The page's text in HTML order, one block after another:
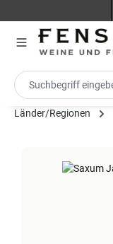
Länder/Regionen